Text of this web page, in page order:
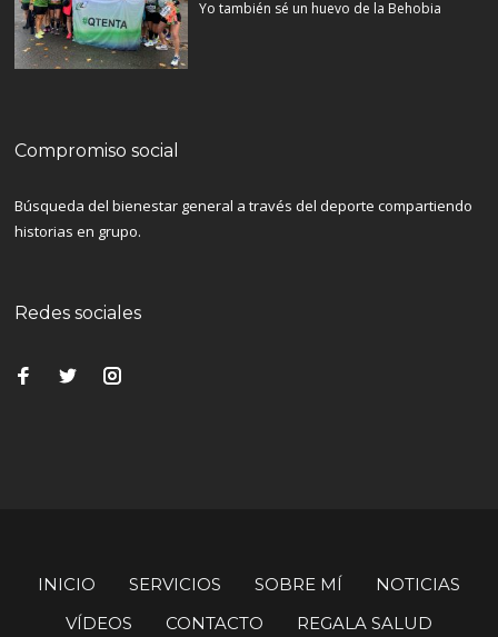
Yo también sé un huevo de la Behobia
Compromiso social
Búsqueda del bienestar general a través del deporte compartiendo
historias en grupo.
Redes sociales
INICIO SERVICIOS SOBRE MÍ
NOTICIAS
VÍDEOS
CONTACTO REGALA SALUD